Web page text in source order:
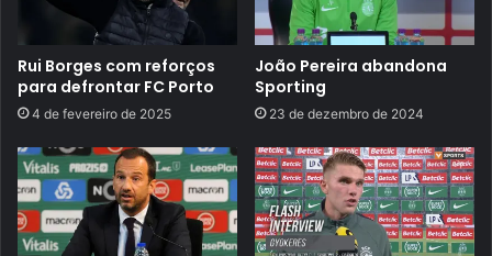
Rui Borges com reforços
para defrontar FC Porto
4 de fevereiro de 2025
João Pereira abandona
Sporting
23 de dezembro de 2024